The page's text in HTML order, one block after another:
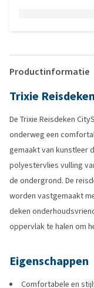
Productinformatie
Trixie
De Trixie Reisdeken
onderweg een
gemaakt van kunstleer
polyestervlies vulling
de ondergrond. De
worden vastgemaakt
deken
oppervlak te halen om
Eigenschappen
Comfortabele en